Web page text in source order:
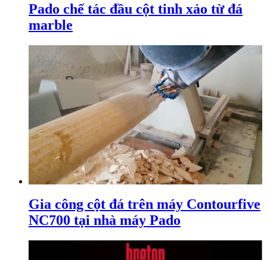
Pado chế tác đầu cột tinh xảo từ đá
marble
Gia công cột đá trên máy Contourfive
NC700 tại nhà máy Pado